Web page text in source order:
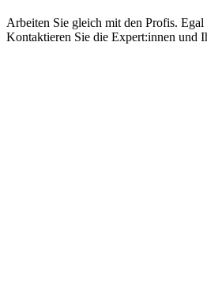
Arbeiten Sie gleich mit den Profis. Egal
Kontaktieren Sie die Expert:innen und